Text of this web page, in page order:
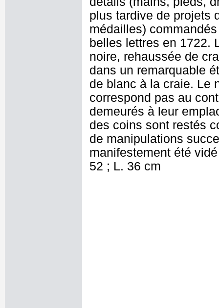
plus tardive de projets
médailles)
belles lettres en 1722.
noire, rehaussée de
dans un remarquable
de blanc à la craie. Le
correspond pas au
demeurés à leur
des coins sont restés
de manipulations
manifestement été
52 ; L. 36 cm